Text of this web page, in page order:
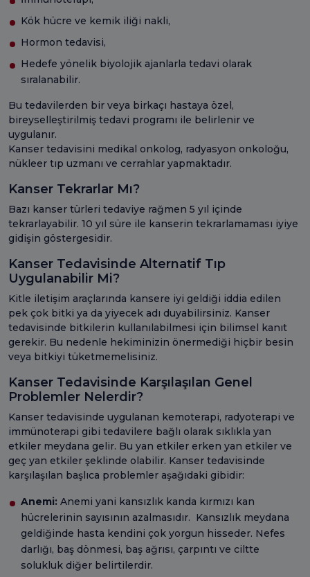
Kök hücre ve kemik iliği nakli,
Hormon tedavisi,
Hedefe yönelik biyolojik ajanlarla tedavi olarak
sıralanabilir.
Bu tedavilerden bir veya birkaçı hastaya özel,
bireyselleştirilmiş tedavi programı ile belirlenir ve
uygulanır.
Kanser tedavisini medikal onkolog, radyasyon onkoloğu,
nükleer tıp uzmanı ve cerrahlar yapmaktadır.
Kanser Tekrarlar Mı?
Bazı kanser türleri tedaviye rağmen 5 yıl içinde
tekrarlayabilir. 10 yıl süre ile kanserin tekrarlamaması iyiye
gidişin göstergesidir.
Kanser Tedavisinde Alternatif Tıp
Uygulanabilir Mi?
Kitle iletişim araçlarında kansere iyi geldiği iddia edilen
pek çok bitki ya da yiyecek adı duyabilirsiniz. Kanser
tedavisinde bitkilerin kullanılabilmesi için bilimsel kanıt
gerekir. Bu nedenle hekiminizin önermediği hiçbir besin
veya bitkiyi tüketmemelisiniz.
Kanser Tedavisinde Karşılaşılan Genel
Problemler Nelerdir?
Kanser tedavisinde uygulanan kemoterapi, radyoterapi ve
immünoterapi gibi tedavilere bağlı olarak sıklıkla yan
etkiler meydana gelir. Bu yan etkiler erken yan etkiler ve
geç yan etkiler şeklinde olabilir. Kanser tedavisinde
karşılaşılan başlıca problemler aşağıdaki gibidir:
Anemi: Anemi yani kansızlık kanda kırmızı kan
hücrelerinin sayısının azalmasıdır. Kansızlık meydana
geldiğinde hasta kendini çok yorgun hisseder. Nefes
darlığı, baş dönmesi, baş ağrısı, çarpıntı ve ciltte
solukluk diğer belirtilerdir.